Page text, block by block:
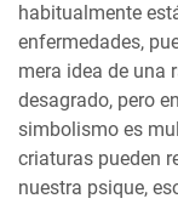
habitualmente
enfermedades,
mera idea de una
desagrado, pero
simbolismo es
criaturas pueden
nuestra psique,